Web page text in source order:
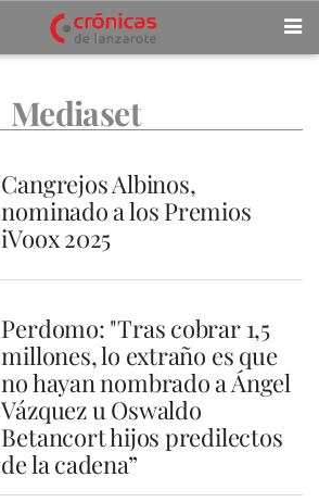
Mediaset
Cangrejos Albinos,
nominado a los Premios
iVoox 2025
Perdomo: "Tras cobrar 1,5
millones, lo extraño es que
no hayan nombrado a Ángel
Vázquez u Oswaldo
Betancort hijos predilectos
de la cadena”